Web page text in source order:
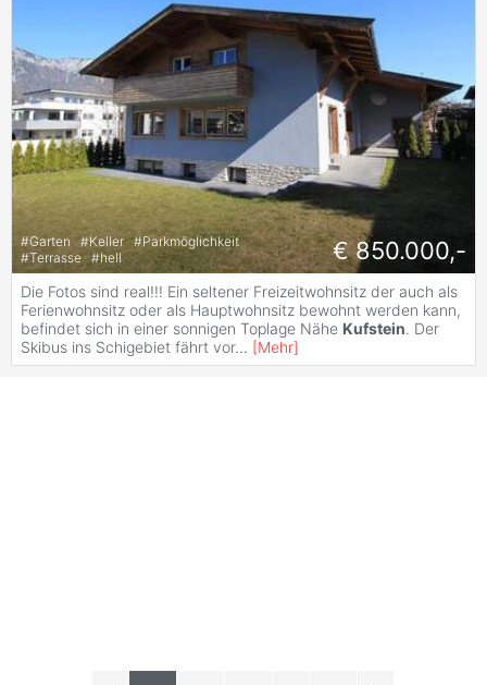
#Garten #Keller #Parkmöglichkeit
#Terrasse #hell € 850.000,-
Die Fotos sind real!!! Ein seltener Freizeitwohnsitz der auch als
Ferienwohnsitz oder als Hauptwohnsitz bewohnt werden kann,
befindet sich in einer sonnigen Toplage Nähe Kufstein. Der
Skibus ins Schigebiet fährt vor... [Mehr]